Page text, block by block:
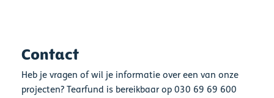
Contact
Heb je vragen of wil je informatie over een van onze
projecten? Tearfund is bereikbaar op 030 69 69 600